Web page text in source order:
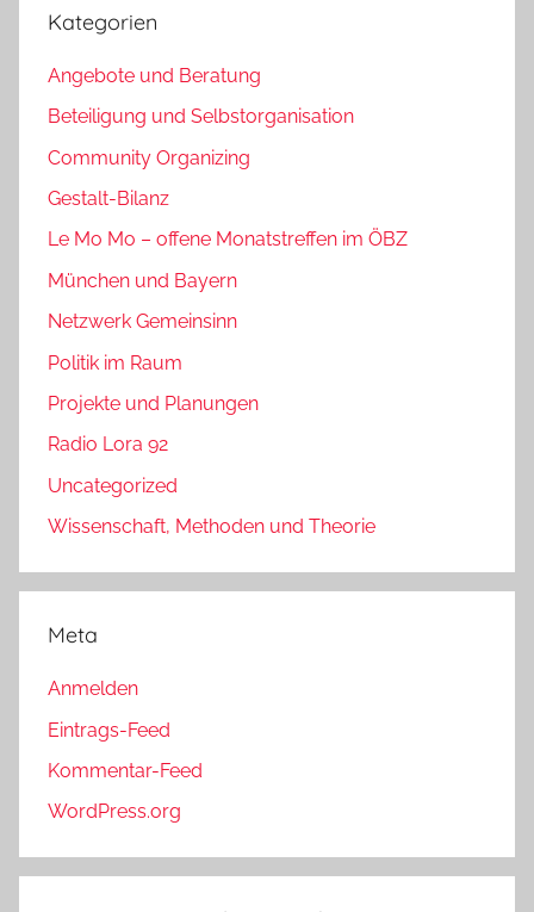
Kategorien
Angebote und Beratung
Beteiligung und Selbstorganisation
Community Organizing
Gestalt-Bilanz
Le Mo Mo – offene Monatstreffen im ÖBZ
München und Bayern
Netzwerk Gemeinsinn
Politik im Raum
Projekte und Planungen
Radio Lora 92
Uncategorized
Wissenschaft, Methoden und Theorie
Meta
Anmelden
Eintrags-Feed
Kommentar-Feed
WordPress.org